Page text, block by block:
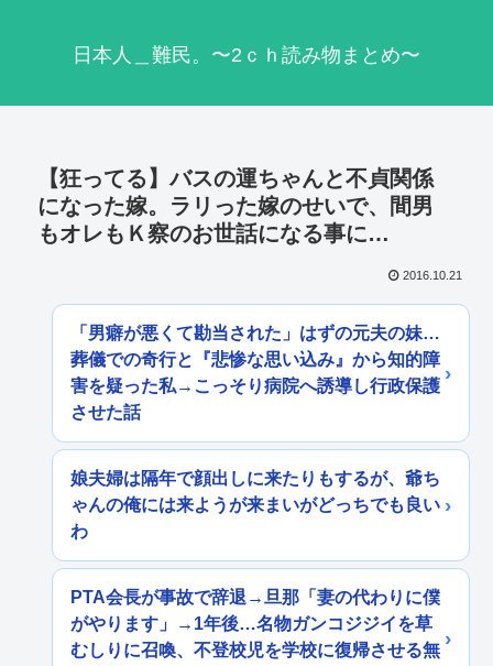
日本人＿難民。〜2ｃｈ読み物まとめ〜
【狂ってる】バスの運ちゃんと不貞関係
になった嫁。ラリった嫁のせいで、間男
もオレもＫ察のお世話になる事に…
2016.10.21
「男癖が悪くて勘当された」はずの元夫の妹…
葬儀での奇行と『悲惨な思い込み』から知的障
害を疑った私→こっそり病院へ誘導し行政保護
させた話
娘夫婦は隔年で顔出しに来たりもするが、爺ち
ゃんの俺には来ようが来まいがどっちでも良い
わ
PTA会長が事故で辞退→旦那「妻の代わりに僕
がやります」→1年後…名物ガンコジジイを草
むしりに召喚、不登校児を学校に復帰させる無